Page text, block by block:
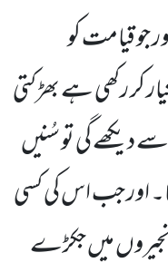
جو قیامت کو
رکھی ہے بھڑکتی
دیکھے گی تو سُنیں
اور جب اس کی کسی
میں جکڑے